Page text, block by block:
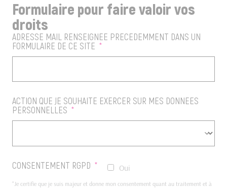
Formulaire pour faire valoir vos
droits
ADRESSE MAIL RENSEIGNÉE PRÉCÉDEMMENT DANS UN
FORMULAIRE DE CE SITE *
ACTION QUE JE SOUHAITE EXERCER SUR MES DONNÉES
PERSONNELLES *
CONSENTEMENT RGPD * Oui
"Je certifie que je suis majeur et donne mon consentement quant au traitement et à